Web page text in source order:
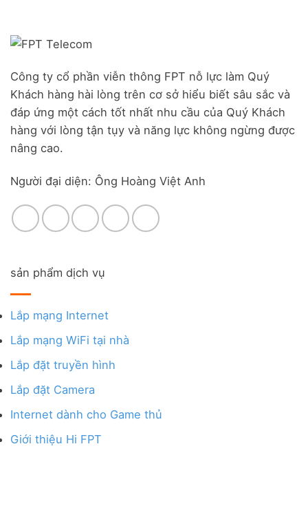
Công ty cổ phần viễn thông FPT nỗ lực làm Quý
Khách hàng hài lòng trên cơ sở hiểu biết sâu sắc và
đáp ứng một cách tốt nhất nhu cầu của Quý Khách
hàng với lòng tận tụy và năng lực không ngừng được
nâng cao.
Người đại diện: Ông Hoàng Việt Anh
sản phẩm dịch vụ
Lắp mạng Internet
Lắp mạng WiFi tại nhà
Lắp đặt truyền hình
Lắp đặt Camera
Internet dành cho Game thủ
Giới thiệu Hi FPT